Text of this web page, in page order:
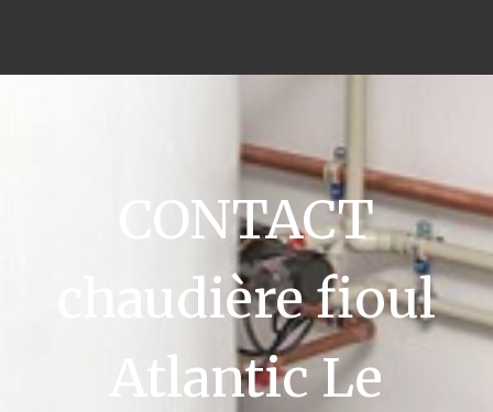
CONTACT
chaudière fioul
Atlantic Le